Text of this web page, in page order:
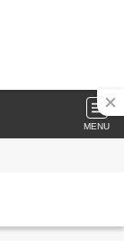
MENU